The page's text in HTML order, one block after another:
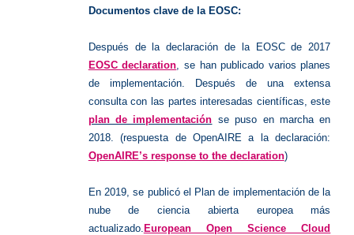
Documentos clave de la EOSC:
Después de la declaración de la EOSC de 2017
EOSC declaration , se han publicado varios planes
de implementación. Después de una extensa
consulta con las partes interesadas científicas, este
plan de implementación se puso en marcha en
2018. (respuesta de OpenAIRE a la declaración:
OpenAIRE’s response to the declaration)
En 2019, se publicó el Plan de implementación de la
nube de ciencia abierta europea más
actualizado. European Open Science Cloud